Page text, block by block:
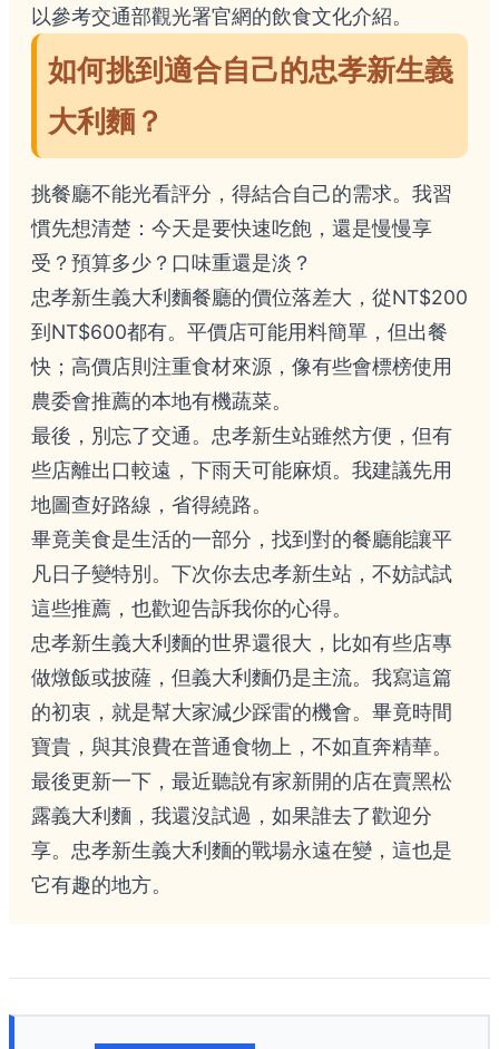
以參考交通部觀光署官網的飲食文化介紹。
如何挑到適合自己的忠孝新生義
大利麵？
挑餐廳不能光看評分，得結合自己的需求。我習
慣先想清楚：今天是要快速吃飽，還是慢慢享
受？預算多少？口味重還是淡？
忠孝新生義大利麵餐廳的價位落差大，從NT$200
到NT$600都有。平價店可能用料簡單，但出餐
快；高價店則注重食材來源，像有些會標榜使用
農委會推薦的本地有機蔬菜。
最後，別忘了交通。忠孝新生站雖然方便，但有
些店離出口較遠，下雨天可能麻煩。我建議先用
地圖查好路線，省得繞路。
畢竟美食是生活的一部分，找到對的餐廳能讓平
凡日子變特別。下次你去忠孝新生站，不妨試試
這些推薦，也歡迎告訴我你的心得。
忠孝新生義大利麵的世界還很大，比如有些店專
做燉飯或披薩，但義大利麵仍是主流。我寫這篇
的初衷，就是幫大家減少踩雷的機會。畢竟時間
寶貴，與其浪費在普通食物上，不如直奔精華。
最後更新一下，最近聽說有家新開的店在賣黑松
露義大利麵，我還沒試過，如果誰去了歡迎分
享。忠孝新生義大利麵的戰場永遠在變，這也是
它有趣的地方。